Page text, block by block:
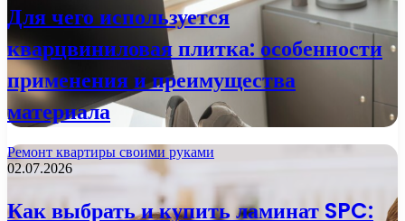
Для чего используется
кварцвиниловая плитка: особенности
применения и преимущества
материала
Ремонт квартиры своими руками
02.07.2026
Как выбрать и купить ламинат SPC: